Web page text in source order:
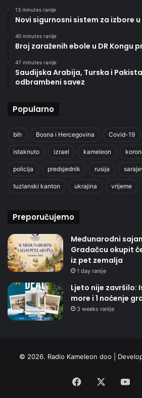
13 minutes ranije
Novi sigurnosni sistem za izbore u
40 minutes ranije
Broj zaraženih ebole u DR Kongu
47 minutes ranije
Saudijska Arabija, Turska i
odbrambeni savez
Popularno
bih Bosna i Hercegovina Covid-19
istaknuto izrael kameleon
policija predsjednik rusija
tuzlanski kanton ukrajina vrijeme
Preporučujemo
Međunarodni
Gradačcu okupit
iz pet zemalja
1 day ranije
Ljeto nije završilo:
more i 1 noćenje
3 weeks ranije
© 2026. Radio Kameleon doo |
Facebook